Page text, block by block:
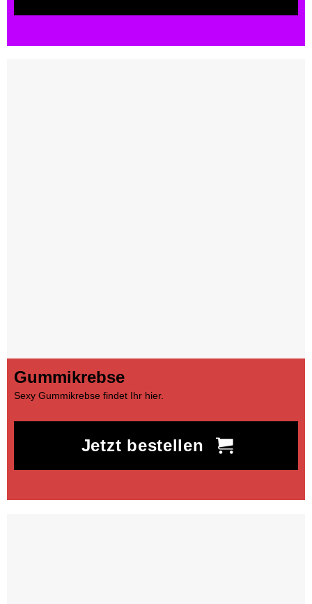
Gummikrebse
Sexy Gummikrebse findet Ihr hier.
Jetzt bestellen